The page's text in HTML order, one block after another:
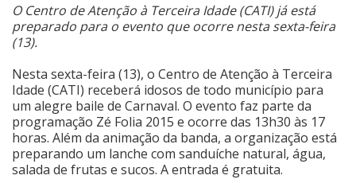
Anuncie
Agenda Cultural
Anuncie
O Centro de Atenção à Terceira Idade (CATI) já está
preparado para o evento que ocorre nesta sexta-feira
(13).
Nesta sexta-feira (13), o Centro de Atenção à Terceira
Idade (CATI) receberá idosos de todo município para
um alegre baile de Carnaval. O evento faz parte da
programação Zé Folia 2015 e ocorre das 13h30 às 17
horas. Além da animação da banda, a organização está
preparando um lanche com sanduíche natural, água,
salada de frutas e sucos. A entrada é gratuita.